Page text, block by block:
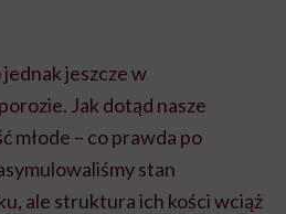
jeszcze w
Jak dotąd nasze
młode – co prawda po
stan
ale struktura ich kości wciąż